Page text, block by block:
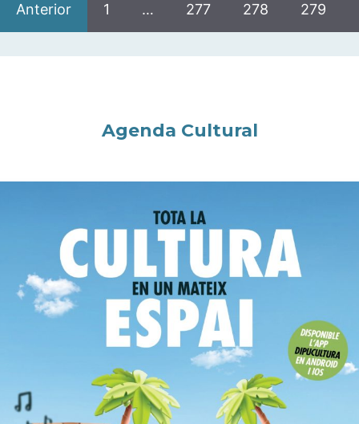
Anterior 1 … 277 278 279
Agenda Cultural